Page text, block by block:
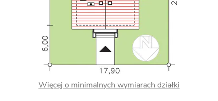
Więcej o minimalnych wymiarach działki